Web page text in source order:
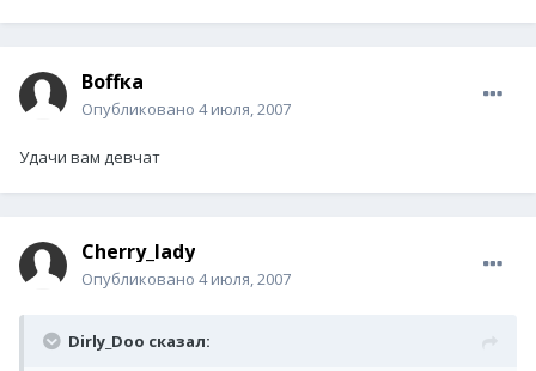
Воffка
Опубликовано 4 июля, 2007
Удачи вам девчат
Cherry_lady
Опубликовано 4 июля, 2007
Dirly_Doo сказал: